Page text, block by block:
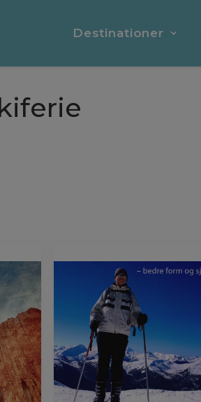
Destinationer